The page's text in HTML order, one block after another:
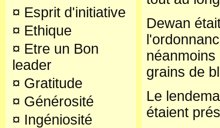
¤ Esprit d'initiative
¤ Ethique
¤ Etre un Bon
leader
¤ Gratitude
¤ Générosité
¤ Ingéniosité
Dewan
grains de
Le
étaient